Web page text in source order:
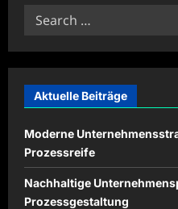
Search
Aktuelle Beiträge
Moderne
Prozessreife
Nachhaltige
Prozessgestaltung